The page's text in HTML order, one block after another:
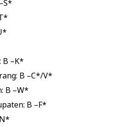
B –K*
B –C*/V*
B –W*
B –F*